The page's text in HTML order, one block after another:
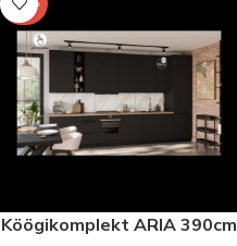
-40%
Köögikomplekt ARIA 390cm